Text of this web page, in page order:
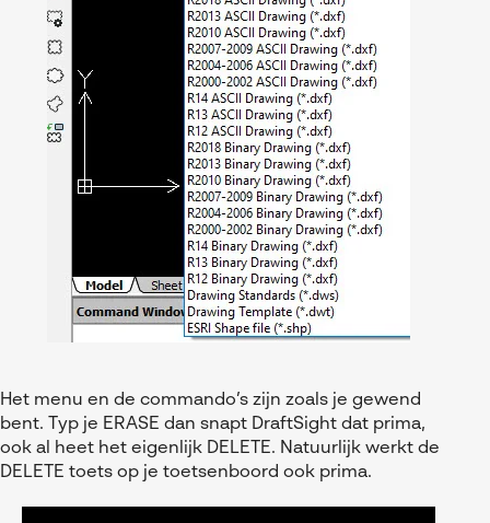
Het menu en de commando’s zijn zoals je gewend
bent. Typ je ERASE dan snapt DraftSight dat prima,
ook al heet het eigenlijk DELETE. Natuurlijk werkt de
DELETE toets op je toetsenboord ook prima.